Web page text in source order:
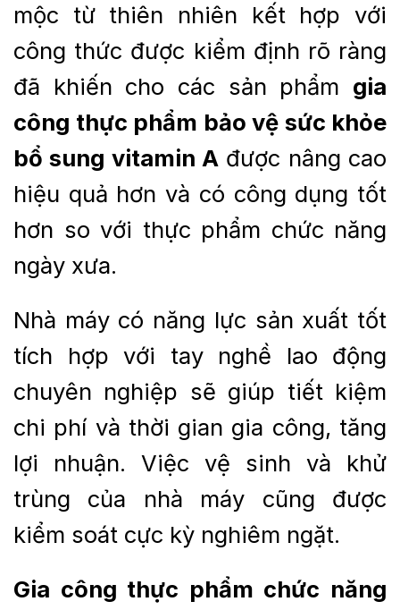
mộc từ thiên nhiên kết hợp với
công thức được kiểm định rõ ràng
đã khiến cho các sản phẩm gia
công thực phẩm bảo vệ sức khỏe
bổ sung vitamin A được nâng cao
hiệu quả hơn và có công dụng tốt
hơn so với thực phẩm chức năng
ngày xưa.
Nhà máy có năng lực sản xuất tốt
tích hợp với tay nghề lao động
chuyên nghiệp sẽ giúp tiết kiệm
chi phí và thời gian gia công, tăng
lợi nhuận. Việc vệ sinh và khử
trùng của nhà máy cũng được
kiểm soát cực kỳ nghiêm ngặt.
Gia công thực phẩm chức năng